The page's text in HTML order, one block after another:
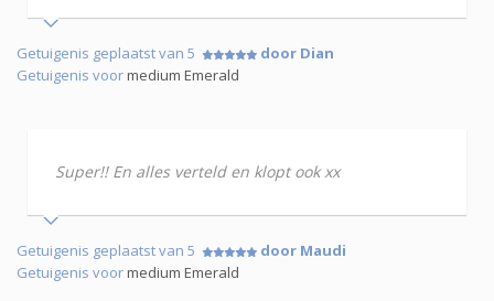
Getuigenis geplaatst van 5
door Dian
Getuigenis voormedium Emerald
Super!! En alles verteld en klopt ook xx
Getuigenis geplaatst van 5
door Maudi
Getuigenis voormedium Emerald